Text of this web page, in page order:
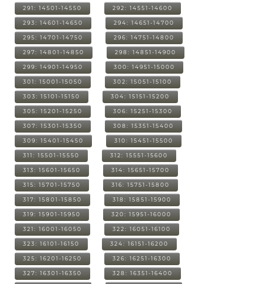
291: 14501-14550 292: 14551-14600
293: 14601-14650 294: 14651-14700
295: 14701-14750 296: 14751-14800
297: 14801-14850 298: 14851-14900
299: 14901-14950 300: 14951-15000
301: 15001-15050 302: 15051-15100
303: 15101-15150 304: 15151-15200
305: 15201-15250 306: 15251-15300
307: 15301-15350 308: 15351-15400
309: 15401-15450 310: 15451-15500
311: 15501-15550 312: 15551-15600
313: 15601-15650 314: 15651-15700
315: 15701-15750 316: 15751-15800
317: 15801-15850 318: 15851-15900
319: 15901-15950 320: 15951-16000
321: 16001-16050 322: 16051-16100
323: 16101-16150 324: 16151-16200
325: 16201-16250 326: 16251-16300
327: 16301-16350 328: 16351-16400